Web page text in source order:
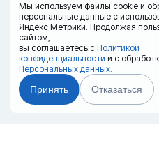
Мы используем файлы cookie и
персональные данные с
Яндекс Метрики. Продолжая
сайтом,
вы соглашаетесь с Политикой
конфиденциальности и с
Персональных данных.
Принять Отказаться